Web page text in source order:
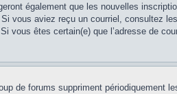
également que les nouvelles
vous aviez reçu un courriel, consultez
êtes certain(e) que l’adresse de
de forums suppriment périodiquement